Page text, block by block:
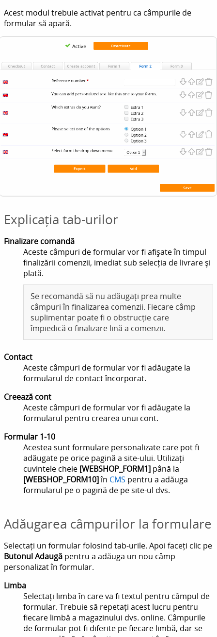
Acest modul trebuie activat pentru ca câmpurile de
formular să apară.
Explicația tab-urilor
Finalizare comandă
Aceste câmpuri de formular vor fi afișate în timpul
finalizării comenzii, imediat sub selecția de livrare și
plată.
Se recomandă să nu adăugați prea multe
câmpuri în finalizarea comenzii. Fiecare câmp
suplimentar poate fi o obstrucție care
împiedică o finalizare lină a comenzii.
Contact
Aceste câmpuri de formular vor fi adăugate la
formularul de contact încorporat.
Creează cont
Aceste câmpuri de formular vor fi adăugate la
formularul pentru crearea unui cont.
Formular 1-10
Acestea sunt formulare personalizate care pot fi
adăugate pe orice pagină a site-ului. Utilizați
cuvintele cheie [WEBSHOP_FORM1] până la
[WEBSHOP_FORM10]în CMS pentru a adăuga
formularul pe o pagină de pe site-ul dvs.
Adăugarea câmpurilor la formulare
Selectați un formular folosind tab-urile. Apoi faceți clic pe
Butonul Adaugă pentru a adăuga un nou câmp
personalizat în formular.
Limba
Selectați limba în care va fi textul pentru câmpul de
formular. Trebuie să repetați acest lucru pentru
fiecare limbă a magazinului dvs. online. Câmpurile
de formular pot fi diferite pe fiecare limbă, dar se